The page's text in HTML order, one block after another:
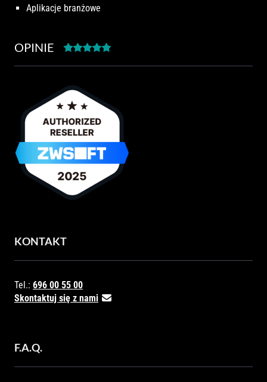
Aplikacje branżowe
OPINIE
KONTAKT
Tel.: 696 00 55 00
Skontaktuj się z nami
F.A.Q.